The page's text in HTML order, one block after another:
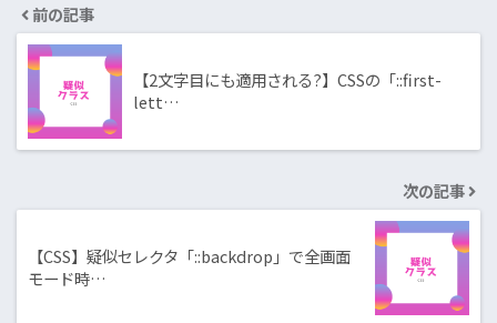
前の記事
【2文字目にも適用される?】CSSの「::first-
lett…
次の記事
【CSS】疑似セレクタ「::backdrop」で全画面
モード時…